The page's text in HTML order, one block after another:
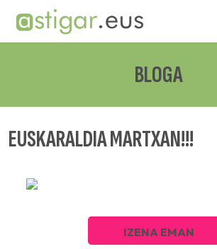
BLOGA
EUSKARALDIA MARTXAN!!!
IZENA EMAN